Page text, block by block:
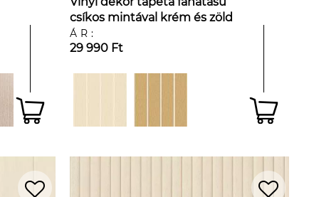
csíkos mintával krém és zöld
színnel
ÁR:
29 990 Ft